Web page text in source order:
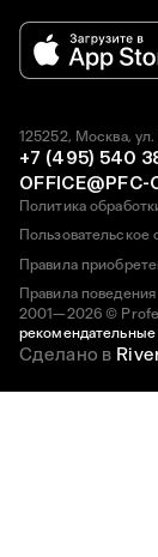
2001—2026 ©
рекомендательные
125252, Москва,
+7 (495) 540
OFFICE@PFC-
Политика
Пользовательское
Правила
Правила
Сделано в